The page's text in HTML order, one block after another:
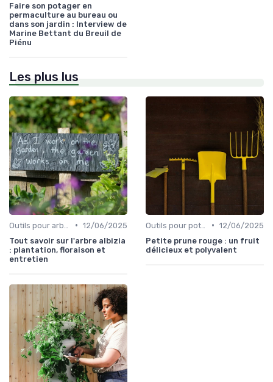
Faire son potager en
permaculture au bureau ou
dans son jardin : Interview de
Marine Bettant du Breuil de
Piénu
Les plus lus
• 12/06/2025
Tout savoir sur l'arbre albizia
: plantation, floraison et
entretien
• 12/06/2025
Petite prune rouge : un fruit
délicieux et polyvalent